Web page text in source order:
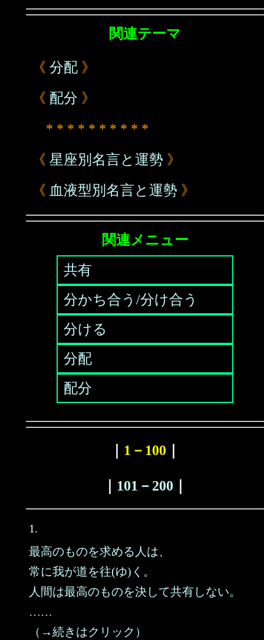
関連テーマ
《 分配 》
《 配分 》
* * * * * * * * * *
《 星座別名言と運勢 》
《 血液型別名言と運勢 》
関連メニュー
共有
分かち合う/分け合う
分ける
分配
配分
1－100
101－200
1.
最高のものを求める人は、
常に我が道を往(ゆ)く。
人間は最高のものを決して共有しない。
……
（→続きはクリック）